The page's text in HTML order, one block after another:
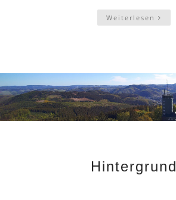
Weiterlesen
Hintergrund